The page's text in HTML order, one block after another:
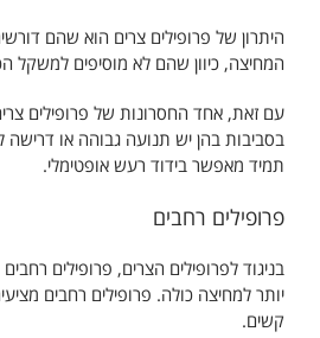
היתרון של פרופילים צרים הוא שהם
המחיצה, כיוון שהם לא מוסיפים למשקל
עם זאת, אחד החסרונות של פרופילים
בסביבות בהן יש תנועה גבוהה או
תמיד מאפשר בידוד רעש אופטימלי.
פרופילים רחבים
בניגוד לפרופילים הצרים, פרופילים
יותר למחיצה כולה. פרופילים רחבים
קשים.